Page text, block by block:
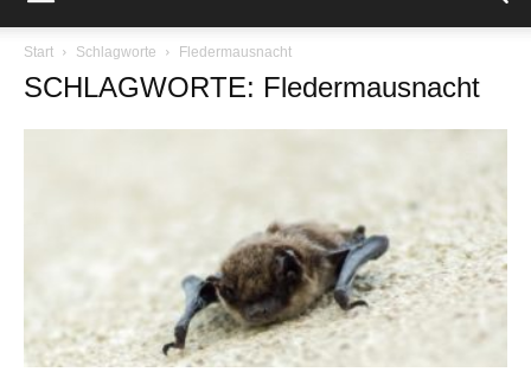
Start Schlagworte Fledermausnacht
SCHLAGWORTE: Fledermausnacht